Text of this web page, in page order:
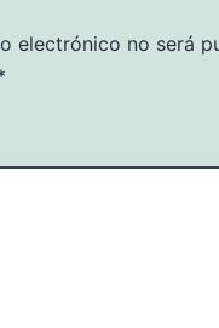
electrónico no será